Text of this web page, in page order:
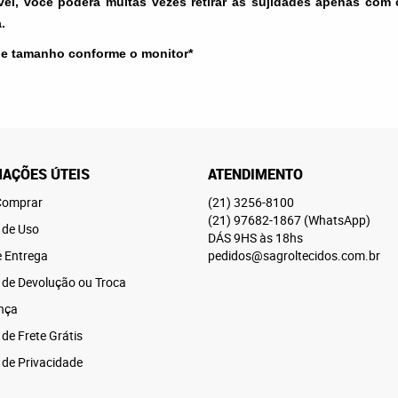
tamanho conforme o monitor*
ÚTEIS
Uso
Entrega
Devolução ou Troca
Frete Grátis
Privacidade
ATENDIMENTO
(21) 3256-8100
(21) 97682-1867 (WhatsApp)
DÁS 9HS às 18hs
pedidos@sagroltecidos.com.br